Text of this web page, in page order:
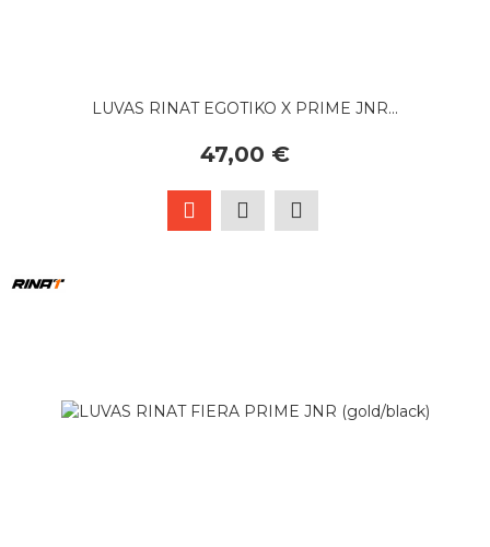
LUVAS RINAT EGOTIKO X PRIME JNR...
47,00 €